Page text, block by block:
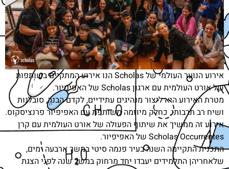
אירוע הנוער העולמי של Scholas הנו אירוע המתקיים בשותפות
של אורט העולמית עם ארגון Scholas של האפיפיור.
מטרת האירוע היא ליצור מנהיגים עתידיים, לקדם הבנה, סובלנות
ושיח רב תרבותי, כחלק מיוזמה משותפת עם האפיפיור פרנציסקוס.
אירוע זה ממשיך את שיתוף הפעולה של אורט העולמית עם קרן
Scholas Occurrentes של האפיפיור.
התכנית התקיימה השנה בעיר פנמה סיטי במשך ארבעה ימים,
שלאחריהן התלמידים יעבדו יחד מרחוק במשך שנה לפני הצגת